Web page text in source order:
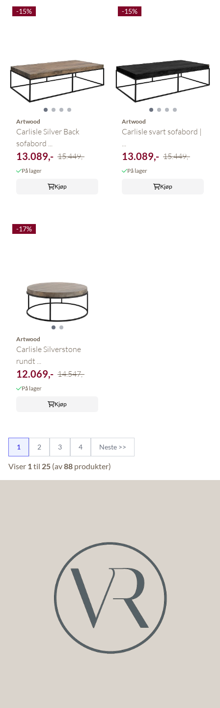
-15%
Artwood
Carlisle Silver Back
sofabord ...
13.089,- 15.449,-
På lager
Kjøp
-15%
Artwood
Carlisle svart sofabord |
13.089,- 15.449,-
På lager
Kjøp
-17%
Artwood
Carlisle Silverstone
rundt ...
12.069,- 14.547,-
På lager
Kjøp
1 2 3 4 Neste >>
Viser 1 til 25(av88produkter)